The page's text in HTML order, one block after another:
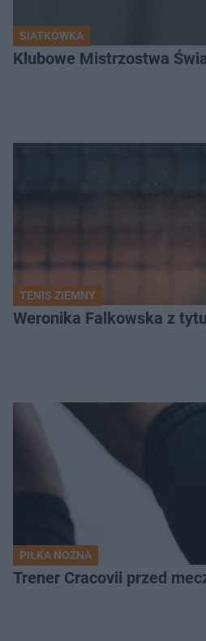
SIATKÓWKA
Klubowe Mistrzostwa
TENIS ZIEMNY
Weronika Falkowska z
PIŁKA NOŻNA
Trener Cracovii przed